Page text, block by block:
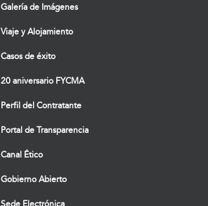
Galería de Imágenes
Viaje y Alojamiento
Casos de éxito
20 aniversario FYCMA
Perfil del Contratante
Portal de Transparencia
Canal Ético
Gobierno Abierto